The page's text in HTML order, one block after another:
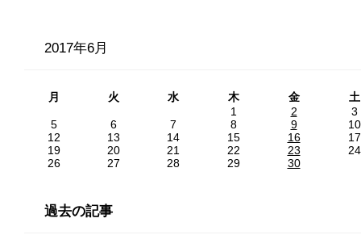
2017年6月
月 火 水 木 金
土
1
2
3
5
6 7 8 9
10
12
13 14 15 16
17
19
20 21 22 23
24
26
27 28 29 30
過去の記事